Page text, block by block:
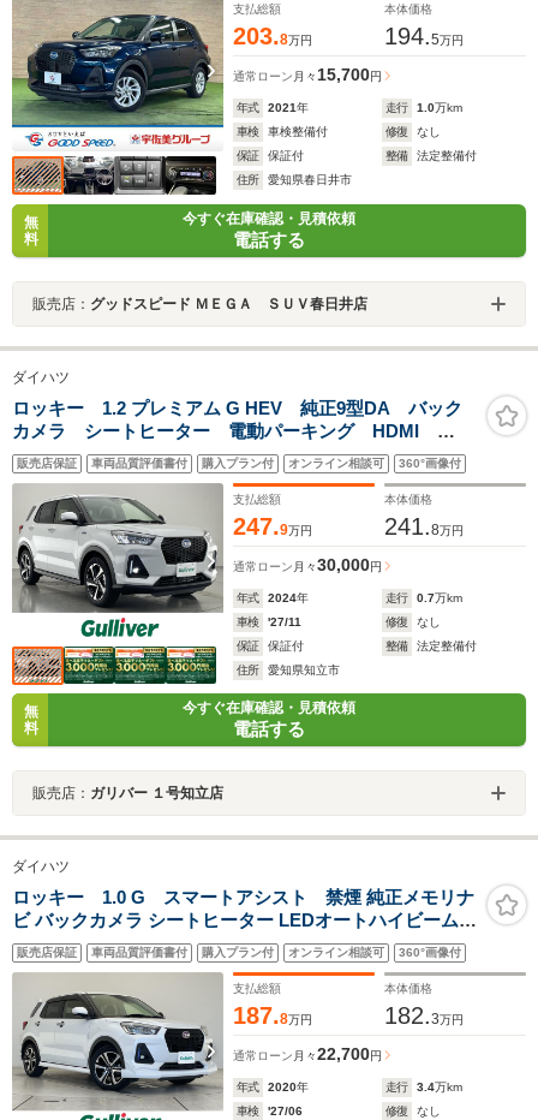
支払総額
203.8万円
本体価格
194.5万円
通常ローン 月々 15,700円
年式 2021年 走行 1.0万km
車検
車検整備付 修復
なし
保証
保証付 整備
法定整備付
住所
愛知県春日井市
無
料
今すぐ在庫確認・見積依頼
電話する
販売店： グッドスピード ＭＥＧＡ ＳＵＶ春日井店
ダイハツ
ロッキー 1.2 プレミアム G HEV 純正9型DA バック
カメラ シートヒーター 電動パーキング HDMI
USB スマアシIII 衝突軽減 追従クルコン コーナー
センサー LEDオートライト フォグランプ フルセグ
TV スマホ連動 禁煙車
販売店保証 車両品質評価書付 購入プラン付 オンライン相談可 360°画像付
支払総額
247.9万円
本体価格
241.8万円
通常ローン 月々30,000円
年式 2024年 走行 0.7万km
車検
'27/11 修復
なし
保証
保証付 整備
法定整備付
住所
愛知県知立市
無
料
今すぐ在庫確認・見積依頼
電話する
販売店： ガリバー １号知立店
ダイハツ
ロッキー 1.0 G スマートアシスト 禁煙 純正メモリナ
ビ バックカメラ シートヒーター LEDオートハイビーム
純正17インチアルミ エアロ コーナーセンサー レーダーク
ルーズ スマートキー 衝突軽減ブレーキ アイドリングスト
販売店保証 車両品質評価書付 購入プラン付 オンライン相談可 360°画像付
支払総額
187.8万円
本体価格
182.3万円
通常ローン 月々22,700円
年式 2020年 走行 3.4万km
車検
'27/06 修復 なし